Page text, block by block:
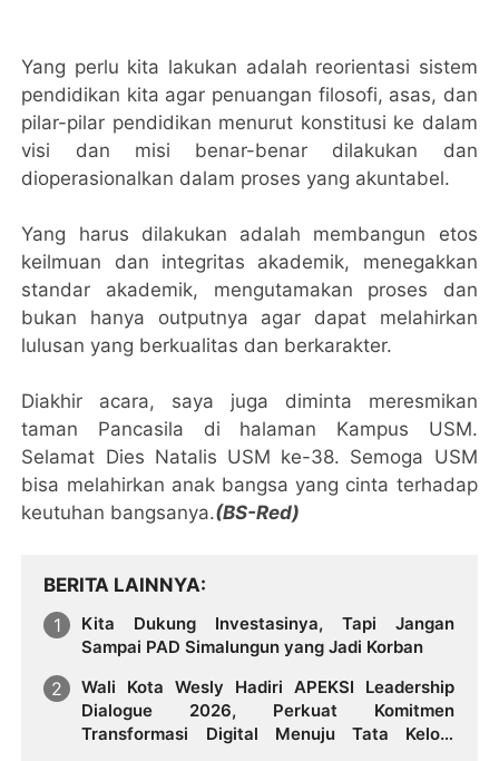
Yang perlu kita lakukan adalah reorientasi sistem
pendidikan kita agar penuangan filosofi, asas, dan
pilar-pilar pendidikan menurut konstitusi ke dalam
visi dan misi benar-benar dilakukan dan
dioperasionalkan dalam proses yang akuntabel.
Yang harus dilakukan adalah membangun etos
keilmuan dan integritas akademik, menegakkan
standar akademik, mengutamakan proses dan
bukan hanya outputnya agar dapat melahirkan
lulusan yang berkualitas dan berkarakter.
Diakhir acara, saya juga diminta meresmikan
taman Pancasila di halaman Kampus USM.
Selamat Dies Natalis USM ke-38. Semoga USM
bisa melahirkan anak bangsa yang cinta terhadap
keutuhan bangsanya.(BS-Red)
BERITA LAINNYA
Kita Dukung Investasinya, Tapi Jangan
Sampai PAD Simalungun yang Jadi Korban
Wali Kota Wesly Hadiri APEKSI Leadership
Dialogue 2026, Perkuat Komitmen
Transformasi Digital Menuju Tata Kelola